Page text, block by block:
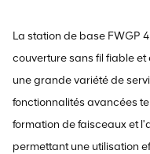
La station de base FWGP
couverture sans fil fiable
une grande variété de
fonctionnalités avancées
formation de faisceaux et
permettant une utilisation